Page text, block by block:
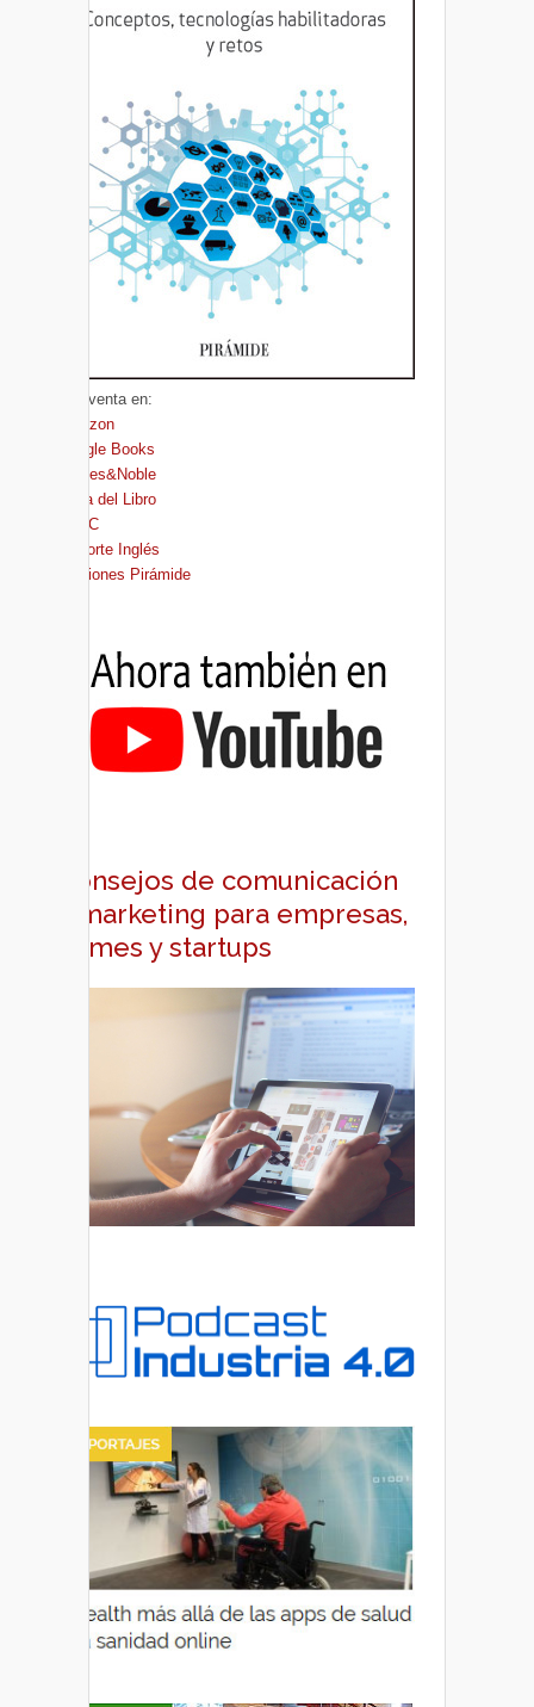
A la venta en:
Amazon
Google Books
Barnes&Noble
Casa del Libro
FNAC
El Corte Inglés
Ediciones Pirámide
Consejos de comunicación
y marketing para empresas,
pymes y startups